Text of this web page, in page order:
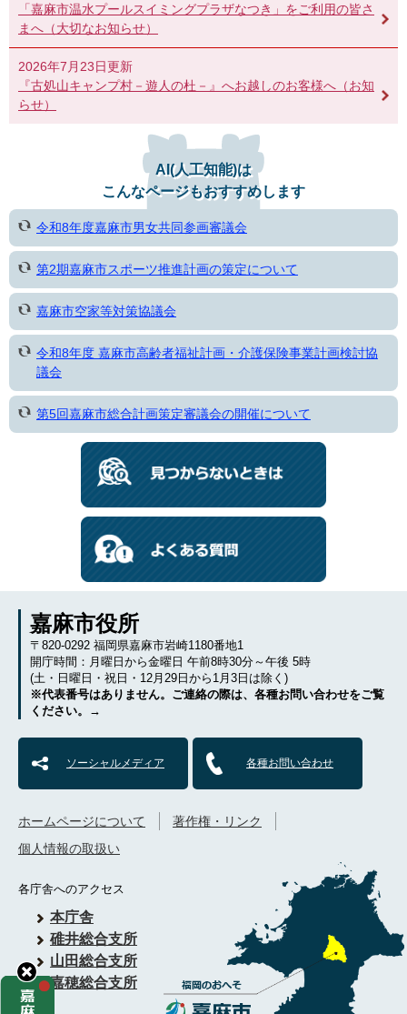
「嘉麻市温水プールスイミングプラザなつき」をご利用の皆さ
まへ（大切なお知らせ）
2026年7月23日更新
『古処山キャンプ村－遊人の杜－』へお越しのお客様へ（お知
らせ）
AI(人工知能)は
こんなページもおすすめします
令和8年度嘉麻市男女共同参画審議会
第2期嘉麻市スポーツ推進計画の策定について
嘉麻市空家等対策協議会
令和8年度 嘉麻市高齢者福祉計画・介護保険事業計画検討協
議会
第5回嘉麻市総合計画策定審議会の開催について
嘉麻市役所
〒820-0292 福岡県嘉麻市岩崎1180番地1
開庁時間：月曜日から金曜日 午前8時30分～午後 5時
(土・日曜日・祝日・12月29日から1月3日は除く)
※代表番号はありません。ご連絡の際は、各種お問い合わせをご覧
ください。→
ソーシャルメディア 各種お問い合わせ
各庁舎へのアクセス
本庁舎
碓井総合支所
山田総合支所
嘉穂総合支所
ホームページについて
著作権・リンク
個人情報の取扱い